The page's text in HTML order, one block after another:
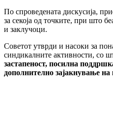
По спроведената дискусија,
за секоја од точките, при што
и заклучоци.
Советот утврди и насоки за
синдикалните активности, со
застапеност, посилна
дополнително зајакнување на